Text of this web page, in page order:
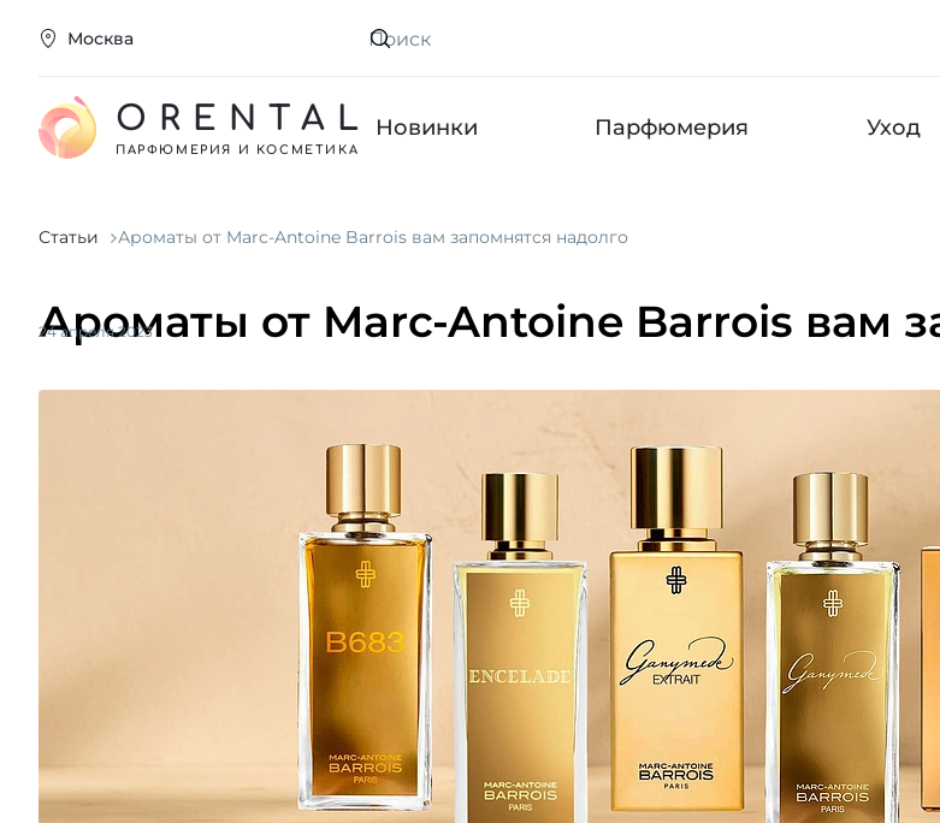
Москва Искать
ORENTAL
ПАРФЮМЕРИЯ И КОСМЕТИКА
Новинки Парфюмерия Уход
Статьи Ароматы от Marc-Antoine Barrois вам запомнятся надолго
Ароматы от Marc-Antoine Barrois вам
24 апреля 2023